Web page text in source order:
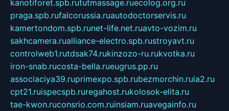
kanotiforet.spb.rututmassage.ruecolog.org.ru
praga.spb.rufalcorussia.ruautodoctorservis.ru
kamertondom.spb.runet-life.net.ruavto-vozim.ru
sakhcamera.rualliance-electro.spb.rustroyavt.ru
controlweb1.rutdsak74.rukinzozo-ru.rukvotka.ru
iron-snab.rucosta-bella.rueugrus.pp.ru
associaciya39.ruprimexpo.spb.rubezmorchin.ruia2.ru
cpt21.ruispecspb.ruregahost.rukolosok-elita.ru
tae-kwon.ruconsrio.com.ruinsiam.ruavegainfo.ru